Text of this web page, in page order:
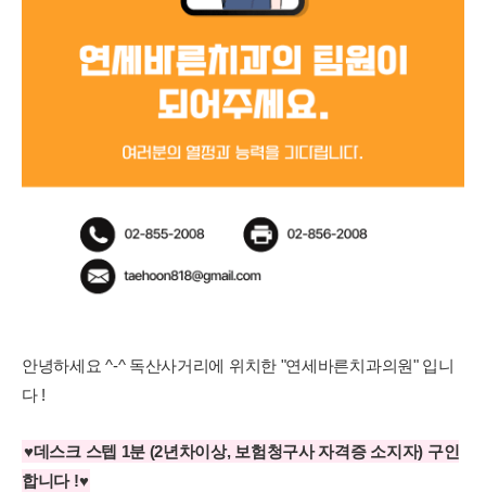
안녕하세요 ^-^ 독산사거리에 위치한 "연세바른치과의원" 입니
다 !
♥데스크 스텝 1분 (2년차이상, 보험청구사 자격증 소지자) 구인
합니다 !♥